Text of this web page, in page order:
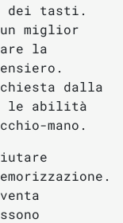
dei tasti.
un miglior
la
dalla
le abilità
mano.